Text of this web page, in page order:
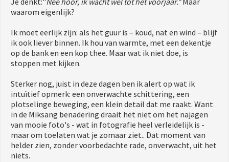
waarom eigenlijk?
Ik moet eerlijk zijn: als het guur is – koud, nat en wind – blijf
ik ook liever binnen. Ik hou van warmte, met een dekentje
op de bank en een kop thee. Maar wat ik niet doe, is
stoppen met kijken.
Sterker nog, juist in deze dagen ben ik alert op wat ik
intuïtief opmerk: een onverwachte schittering, een
plotselinge beweging, een klein detail dat me raakt. Want
in de Miksang benadering draait het niet om het najagen
van mooie foto's - wat in fotografie heel verleidelijk is -
maar om toelaten wat je zomaar ziet.. Dat moment van
helder zien, zonder voorbedachte rade, onverwacht, uit het
niets.